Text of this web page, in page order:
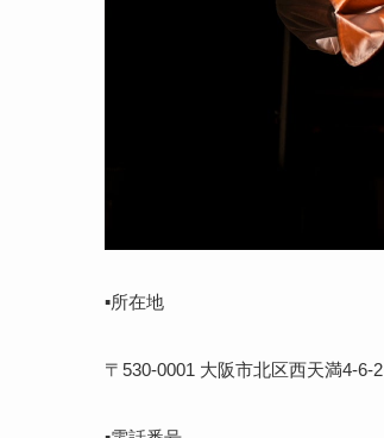
▪️所在地
〒530-0001 大阪市北区西天満4-6-2